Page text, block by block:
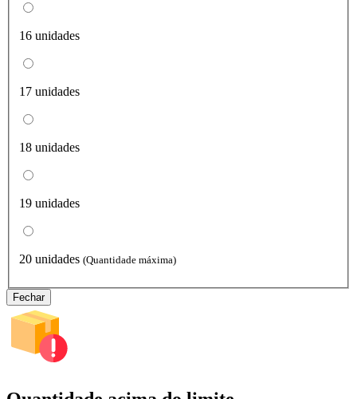
16 unidades
17 unidades
18 unidades
19 unidades
20 unidades (Quantidade máxima)
Fechar